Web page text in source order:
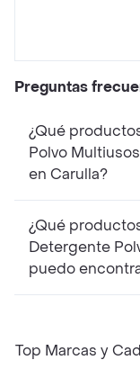
Preguntas
¿Qué
Polvo
en Carulla?
¿Qué
Detergente
puedo
Top Marcas y